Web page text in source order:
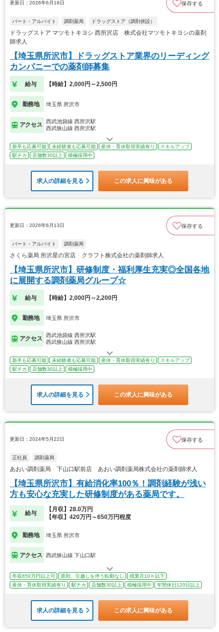
更新日：2026年6月18日 保存する
パート・アルバイト 調剤薬局 ドラッグストア（調剤併設）
ドラッグストア マツモトキヨシ 西所沢店 株式会社マツモトキヨシの薬剤
師求人
【埼玉県所沢市】ドラッグストア業界のリーディング
カンパニーでの薬剤師募集
給与 【時給】2,000円～2,500円
勤務地 埼玉県 所沢市
アクセス
西武池袋線 西所沢駅
西武狭山線 西所沢駅
新卒も応募可能 未経験者も応募可能 産休・育休取得実績有り
スキルアップ
駅チカ
店舗数30以上 積極採用中
求人の詳細を見る この求人に興味がある
更新日：2026年6月13日 保存する
パート・アルバイト 調剤薬局
さくら薬局 所沢星の宮店 クラフト株式会社の薬剤師求人
【埼玉県所沢市】研修制度・福利厚生充実◎全国各地
に展開する調剤薬局グループ☆
給与 【時給】2,000円～2,200円
勤務地 埼玉県 所沢市
アクセス
西武池袋線 西所沢駅
西武狭山線 西所沢駅
新卒も応募可能 未経験者も応募可能 産休・育休取得実績有り
スキルアップ
駅チカ
店舗数30以上 積極採用中
求人の詳細を見る この求人に興味がある
更新日：2024年5月22日 保存する
正社員 調剤薬局
あおい調剤薬局 下山口駅前店 あおい調剤薬局株式会社の薬剤師求人
【埼玉県所沢市】有給消化率100％！調剤経験が浅い
方も安心な充実した研修制度がある薬局です。
給与
【月収】28.0万円
【年収】420万円～650万円程度
勤務地 埼玉県 所沢市
アクセス 西武狭山線 下山口駅
年収650万円以上可 原則、引越しを伴う転勤なし
残業月10ｈ以下
産休・育休取得実績有り
駅チカ 店舗数30以上 積極採用中 年間休日120日以上
求人の詳細を見る この求人に興味がある